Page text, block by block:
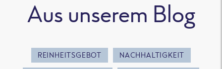
Aus unserem Blog
REINHEITSGEBOT NACHHALTIGKEIT